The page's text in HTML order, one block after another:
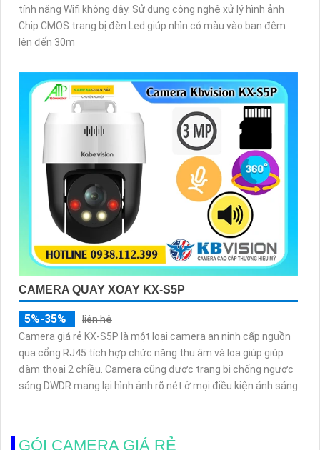
tính năng Wifi không dây. Sử dụng công nghệ xử lý hình ảnh
Chip CMOS trang bị đèn Led giúp nhìn có màu vào ban đêm
lên đến 30m
CAMERA QUAY XOAY KX-S5P
5%-35%
liên hệ
Camera giá rẻ KX-S5P là một loại camera an ninh cấp nguồn
qua cổng RJ45 tích hợp chức năng thu âm và loa giúp giúp
đàm thoại 2 chiều. Camera cũng được trang bị chống ngược
sáng DWDR mang lại hình ảnh rõ nét ở mọi điều kiện ánh sáng
GÓI CAMERA GIÁ RẺ